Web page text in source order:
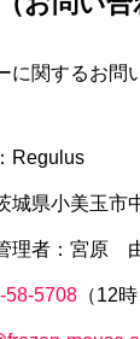
に関するお問
Regulus
城県小美玉市
理者：宮原
58-5708 （12